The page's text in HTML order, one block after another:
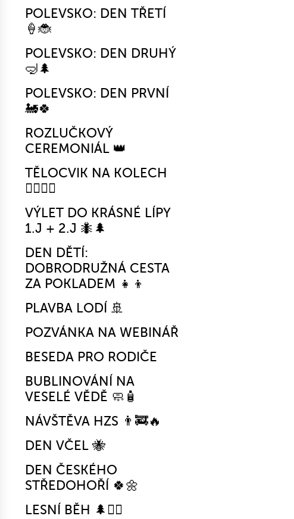
POLEVSKO: DEN TŘETÍ
🍦🐞
POLEVSKO: DEN DRUHÝ
🤿🌲
POLEVSKO: DEN PRVNÍ
🚂🍀
ROZLUČKOVÝ
CEREMONIÁL 👑
TĚLOCVIK NA KOLECH
🚴‍♀️🤸‍♂️
VÝLET DO KRÁSNÉ LÍPY
1.J + 2.J 🐜🌲
DEN DĚTÍ:
DOBRODRUŽNÁ CESTA
ZA POKLADEM 👧👦
PLAVBA LODÍ 🚢
POZVÁNKA NA WEBINÁŘ
BESEDA PRO RODIČE
BUBLINOVÁNÍ NA
VESELÉ VĚDĚ 🧼🧴
NÁVŠTĚVA HZS 👨‍🚒🔥
DEN VČEL 🐝
DEN ČESKÉHO
STŘEDOHOŘÍ 🍀🌼
LESNÍ BĚH 🌲🏃‍♀️